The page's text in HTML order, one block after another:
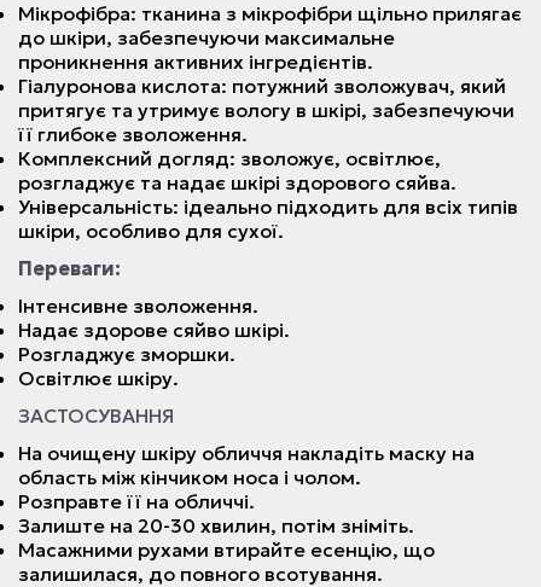
Мікрофібра: тканина з мікрофібри щільно прилягає
до шкіри, забезпечуючи максимальне
проникнення активних інгредієнтів.
Гіалуронова кислота: потужний зволожувач, який
притягує та утримує вологу в шкірі, забезпечуючи
її глибоке зволоження.
Комплексний догляд: зволожує, освітлює,
розгладжує та надає шкірі здорового сяйва.
Універсальність: ідеально підходить для всіх типів
шкіри, особливо для сухої.
Переваги:
Інтенсивне зволоження.
Надає здорове сяйво шкірі.
Розгладжує зморшки.
Освітлює шкіру.
ЗАСТОСУВАННЯ
На очищену шкіру обличчя накладіть маску на
область між кінчиком носа і чолом.
Розправте її на обличчі.
Залиште на 20-30 хвилин, потім зніміть.
Масажними рухами втирайте есенцію, що
залишилася, до повного всотування.